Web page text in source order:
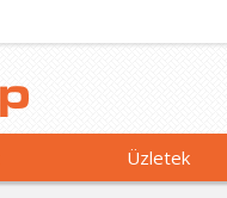
Üzletek